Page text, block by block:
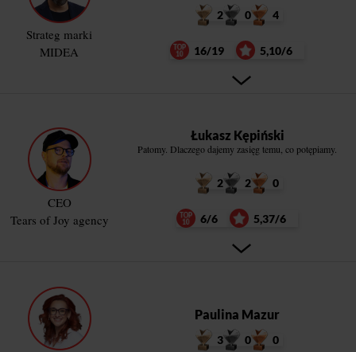
Strateg marki
MIDEA
2 0 4
16/19 5,10/6
CEO
Tears of Joy agency
Łukasz Kępiński
Patomy. Dlaczego dajemy zasięg temu, co potępiamy.
2 2 0
6/6 5,37/6
Paulina Mazur
3 0 0